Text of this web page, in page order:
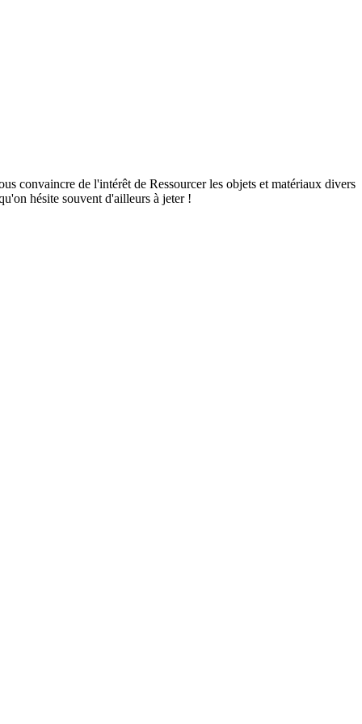
de l'intérêt de Ressourcer les objets et matériaux divers
hésite souvent d'ailleurs à jeter !